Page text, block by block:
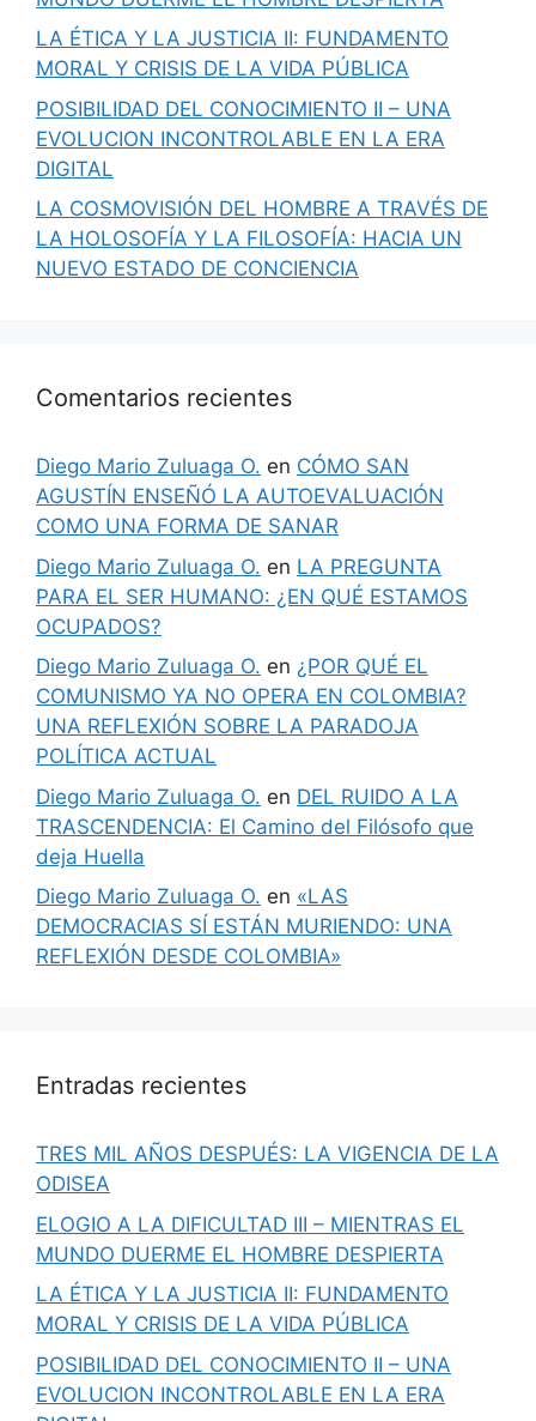
LA ÉTICA Y LA JUSTICIA II: FUNDAMENTO
MORAL Y CRISIS DE LA VIDA PÚBLICA
POSIBILIDAD DEL CONOCIMIENTO II – UNA
EVOLUCION INCONTROLABLE EN LA ERA
DIGITAL
LA COSMOVISIÓN DEL HOMBRE A TRAVÉS DE
LA HOLOSOFÍA Y LA FILOSOFÍA: HACIA UN
NUEVO ESTADO DE CONCIENCIA
Comentarios recientes
Diego Mario Zuluaga O. en CÓMO SAN
AGUSTÍN ENSEÑÓ LA AUTOEVALUACIÓN
COMO UNA FORMA DE SANAR
Diego Mario Zuluaga O. en LA PREGUNTA
PARA EL SER HUMANO: ¿EN QUÉ ESTAMOS
OCUPADOS?
Diego Mario Zuluaga O. en ¿POR QUÉ EL
COMUNISMO YA NO OPERA EN COLOMBIA?
UNA REFLEXIÓN SOBRE LA PARADOJA
POLÍTICA ACTUAL
Diego Mario Zuluaga O. en DEL RUIDO A LA
TRASCENDENCIA: El Camino del Filósofo que
deja Huella
Diego Mario Zuluaga O. en «LAS
DEMOCRACIAS SÍ ESTÁN MURIENDO: UNA
REFLEXIÓN DESDE COLOMBIA»
Entradas recientes
TRES MIL AÑOS DESPUÉS: LA VIGENCIA DE LA
ODISEA
ELOGIO A LA DIFICULTAD III – MIENTRAS EL
MUNDO DUERME EL HOMBRE DESPIERTA
LA ÉTICA Y LA JUSTICIA II: FUNDAMENTO
MORAL Y CRISIS DE LA VIDA PÚBLICA
POSIBILIDAD DEL CONOCIMIENTO II – UNA
EVOLUCION INCONTROLABLE EN LA ERA